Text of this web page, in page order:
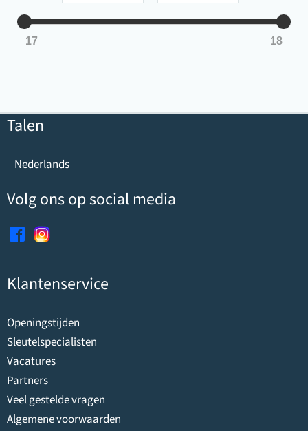
n
x
17 18
Talen
Nederlands
Volg ons op social media
Klantenservice
Openingstijden
Sleutelspecialisten
Vacatures
Partners
Veel gestelde vragen
Algemene voorwaarden